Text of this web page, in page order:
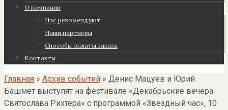
О компании
Нас рекомендуют
Наши партнеры
Cпособы оплаты заказа
Контакты
Главная » Архив событий » Денис Мацуев и Юрий
Башмет выступят на фестивале «Декабрьские вечера
Святослава Рихтера» с программой «Звездный час», 10